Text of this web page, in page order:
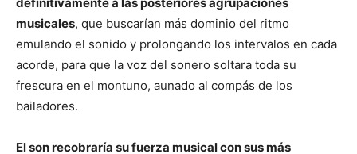
musicales, que buscarían más dominio del ritmo
emulando el sonido y prolongando los intervalos en cada
acorde, para que la voz del sonero soltara toda su
frescura en el montuno, aunado al compás de los
bailadores.
El son recobraría su fuerza musical con sus más